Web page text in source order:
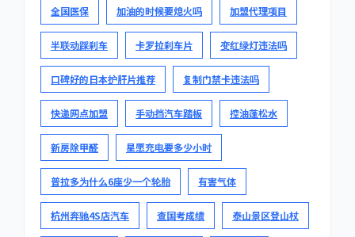
全国医保 加油的时候要熄火吗 加盟代理项目
半联动踩刹车 卡罗拉刹车片 变红绿灯违法吗
口碑好的日本护肝片推荐 复制门禁卡违法吗
快递网点加盟 手动挡汽车踏板 控油蓬松水
新房除甲醛 星愿充电要多少小时
普拉多为什么6座少一个轮胎 有害气体
杭州奔驰4S店汽车 查国考成绩 泰山景区登山杖